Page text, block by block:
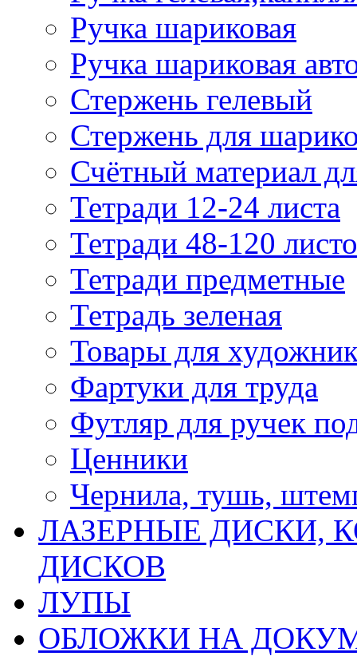
Ручка шариковая
Ручка шариковая
Стержень гелевый
Стержень для
Счётный материал
Тетради 12-24 листа
Тетради 48-120
Тетради предметные
Тетрадь зеленая
Товары для
Фартуки для труда
Футляр для ручек
Ценники
Чернила, тушь,
ЛАЗЕРНЫЕ ДИСКИ,
ДИСКОВ
ЛУПЫ
ОБЛОЖКИ НА